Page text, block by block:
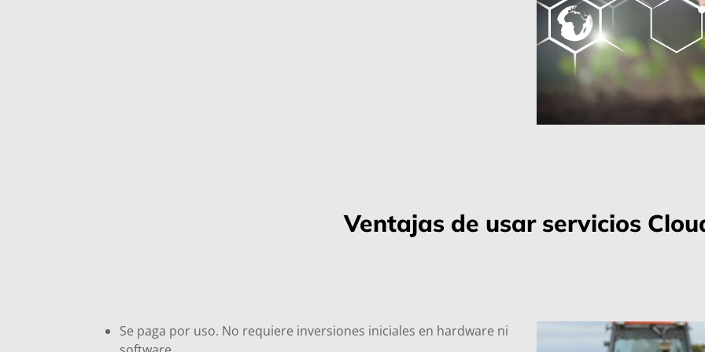
Ventajas de usar servicios
Se paga por uso. No requiere inversiones iniciales en hardware ni